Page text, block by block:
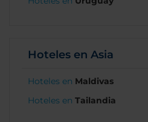
Hoteles en Asia
Hoteles en Maldivas
Hoteles en Tailandia